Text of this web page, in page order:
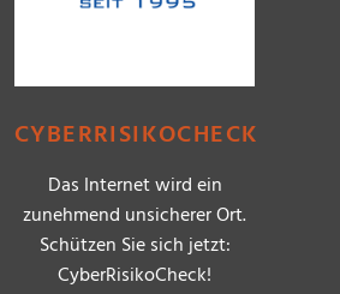
CYBERRISIKOCHECK
Das Internet wird ein
zunehmend unsicherer Ort.
Schützen Sie sich jetzt:
CyberRisikoCheck!